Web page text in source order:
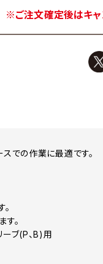
※ご注文確定後はキャ
での作業に最適です。
。
ブ(P、B)用